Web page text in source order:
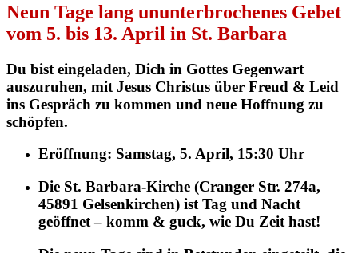
Neun Tage lang ununterbrochenes Gebet
vom 5. bis 13. April in St. Barbara
Du bist eingeladen, Dich in Gottes Gegenwart
auszuruhen, mit Jesus Christus über Freud & Leid
ins Gespräch zu kommen und neue Hoffnung zu
schöpfen.
Eröffnung: Samstag, 5. April, 15:30 Uhr
Die St. Barbara-Kirche (Cranger Str. 274a,
45891 Gelsenkirchen) ist Tag und Nacht
geöffnet – komm & guck, wie Du Zeit hast!